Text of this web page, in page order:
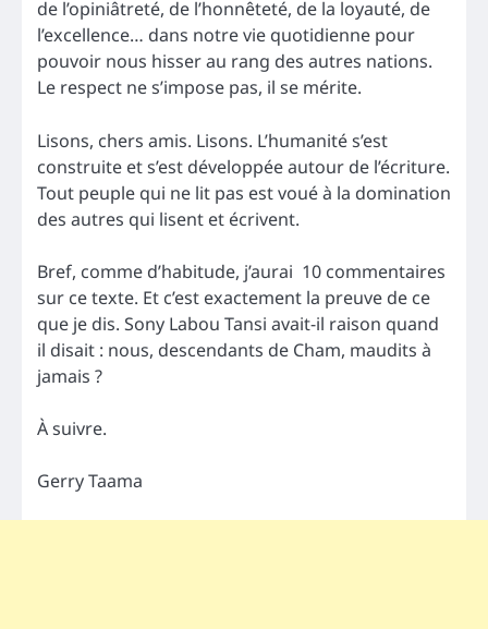
de l’opiniâtreté, de l’honnêteté, de la loyauté, de
l’excellence… dans notre vie quotidienne pour
pouvoir nous hisser au rang des autres nations.
Le respect ne s’impose pas, il se mérite.
Lisons, chers amis. Lisons. L’humanité s’est
construite et s’est développée autour de l’écriture.
Tout peuple qui ne lit pas est voué à la domination
des autres qui lisent et écrivent.
Bref, comme d’habitude, j’aurai 10 commentaires
sur ce texte. Et c’est exactement la preuve de ce
que je dis. Sony Labou Tansi avait-il raison quand
il disait : nous, descendants de Cham, maudits à
jamais ?
À suivre.
Gerry Taama